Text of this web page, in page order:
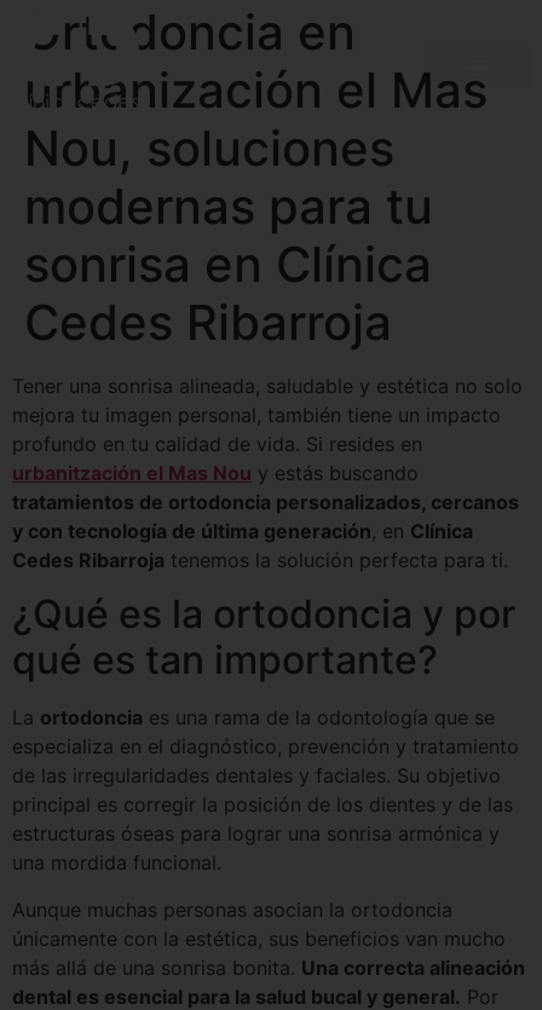
Ortodoncia en
urbanización el Mas
Nou, soluciones
modernas para tu
sonrisa en Clínica
Cedes Ribarroja
Tener una sonrisa alineada, saludable y estética no solo
mejora tu imagen personal, también tiene un impacto
profundo en tu calidad de vida. Si resides en
urbanitzación el Mas Nou y estás buscando
tratamientos de ortodoncia personalizados, cercanos
y con tecnología de última generación, en Clínica
Cedes Ribarroja tenemos la solución perfecta para ti.
¿Qué es la ortodoncia y por
qué es tan importante?
La ortodoncia es una rama de la odontología que se
especializa en el diagnóstico, prevención y tratamiento
de las irregularidades dentales y faciales. Su objetivo
principal es corregir la posición de los dientes y de las
estructuras óseas para lograr una sonrisa armónica y
una mordida funcional.
Aunque muchas personas asocian la ortodoncia
únicamente con la estética, sus beneficios van mucho
más allá de una sonrisa bonita. Una correcta alineación
dental es esencial para la salud bucal y general. Por